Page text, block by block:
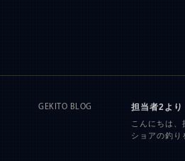
GEKITO BLOG 担当者2より
こんにちは
ショアの釣